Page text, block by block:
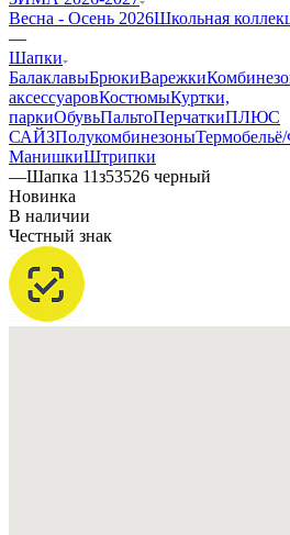
Весна - Осень 2026Школьная
—
Шапки
БалаклавыБрюкиВарежки
аксессуаровКостюмыКуртки,
паркиОбувьПальтоПерчаткиПЛЮС
САЙЗПолукомбинезоны
МанишкиШтрипки
—Шапка 11з53526 черный
Новинка
В наличии
Честный знак